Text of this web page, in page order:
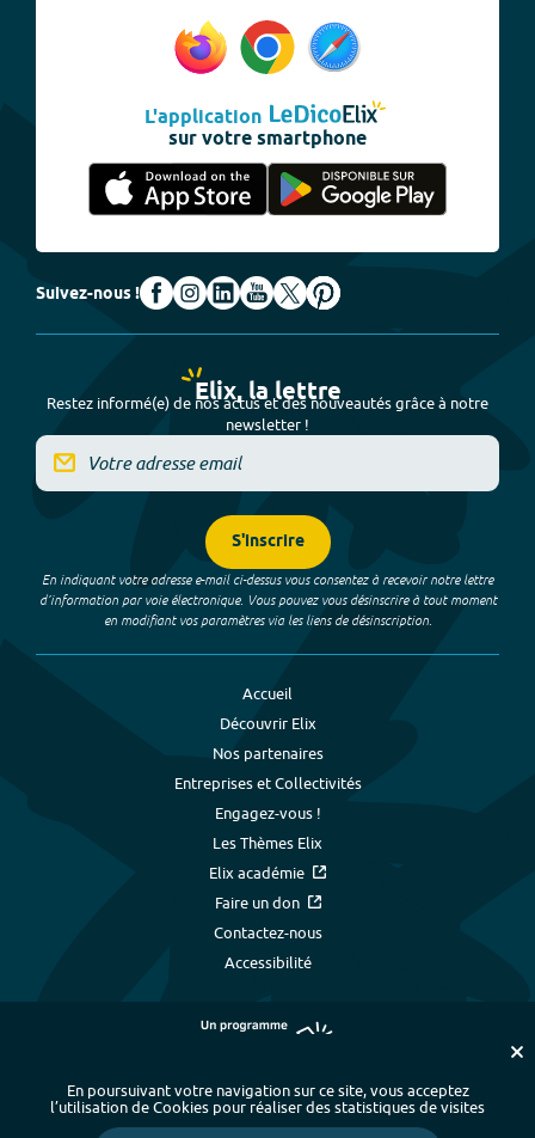
L'application
sur votre smartphone
Suivez-nous !
Elix, la lettre
Restez informé(e) de nos actus et des nouveautés grâce à notre
newsletter !
S'inscrire
En indiquant votre adresse e-mail ci-dessus vous consentez à recevoir notre lettre
d’information par voie électronique. Vous pouvez vous désinscrire à tout moment
en modifiant vos paramètres via les liens de désinscription.
Accueil
Découvrir Elix
Nos partenaires
Entreprises et Collectivités
Engagez-vous !
Les Thèmes Elix
Elix académie
Faire un don
Contactez-nous
Accessibilité
Plan du site - Index alphabétique -
En poursuivant votre navigation sur ce site, vous acceptez
l’utilisation de Cookies pour réaliser des statistiques de visites